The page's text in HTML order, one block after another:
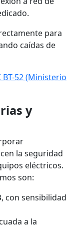
para
caídas de
BT-52 (Ministerio
y
la seguridad
eléctricos.
son:
, con sensibilidad
a la